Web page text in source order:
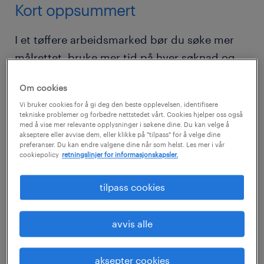
Kort oppsummert
I et tøffere arbeidsmarked bør du søke mer
målrettet, bruke mer tid på hver søknad og
bidra. Det betyr at CV, søknad og LinkedIn-
profil bør peke i samme retning.
Start med færre og bedre
søknader
Mange jobbsøkere reagerer på et trangere
arbeidsmarked ved å sende flere søknader.
Det er forståelig, men ikke alltid effektivt. Når
konkurransen øker, blir kvaliteten på hver
Om cookies
Vi bruker cookies for å gi deg den beste opplevelsen, identifisere
tekniske problemer og forbedre nettstedet vårt. Cookies hjelper oss også
med å vise mer relevante opplysninger i søkene dine. Du kan velge å
akseptere eller avvise dem, eller klikke på "tilpass" for å velge dine
preferanser. Du kan endre valgene dine når som helst. Les mer i vår
cookiepolicy retningslinjer for informasjonskapsler.
tilpass cookies
avvis alle
aksepter cookies